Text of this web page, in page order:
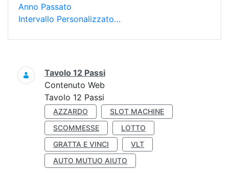
Anno Passato
Intervallo Personalizzato…
Ricerca
Tavolo 12 Passi
Contenuto Web
Tavolo 12 Passi
AZZARDO
SLOT MACHINE
SCOMMESSE
LOTTO
GRATTA E VINCI
VLT
AUTO MUTUO AIUTO